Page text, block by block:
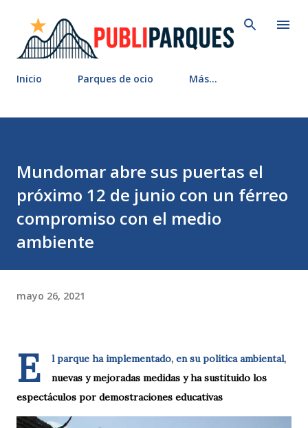
Inicio Parques de ocio Más…
Mundomar abre sus puertas el
próximo 12 de junio con un férreo
compromiso con el medio
ambiente
mayo 26, 2021
E
l parque ha implementado, en su política ambiental,
nuevas y mejoradas medidas y ha sustituido los
espectáculos por demostraciones educativas